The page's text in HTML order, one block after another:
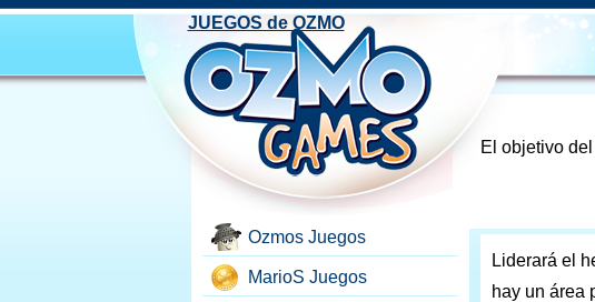
El objetivo
Liderará el
hay un área
Ozmos Juegos
MarioS Juegos
JUEGOS de OZMO